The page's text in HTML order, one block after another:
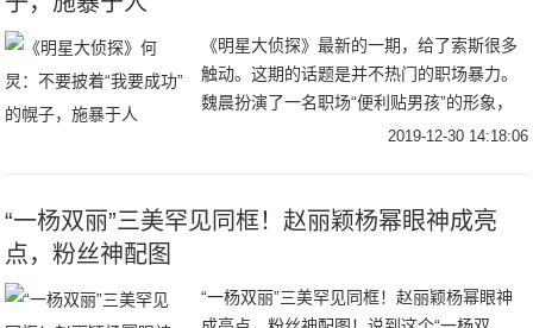
《明星大侦探》最新的一期，给了索斯很多
触动。这期的话题是并不热门的职场暴力。
魏晨扮演了一名职场“便利贴男孩”的形象，
他工作认真努力，也有自己的远大抱负，但
2019-12-30 14:18:06
“一杨双丽”三美罕见同框！赵丽颖杨幂眼神成亮
点，粉丝神配图
“一杨双丽”三美罕见同框！赵丽颖杨幂眼神